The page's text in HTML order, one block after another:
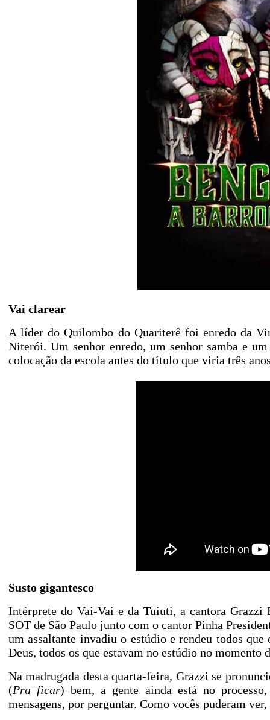
Vai clarear
A líder do Quilombo do Quariterê foi enredo da
Niterói. Um senhor enredo, um senhor samba e
colocação da escola antes do título que viria três
Susto gigantesco
Intérprete do Vai-Vai e da Tuiuti, a cantora Grazzi
SOT de São Paulo junto com o cantor Pinha
um assaltante invadiu o estúdio e rendeu todos
Deus, todos os que estavam no estúdio no momento
Na madrugada desta quarta-feira, Grazzi se
(Pra ficar) bem, a gente ainda está no
mensagens, por perguntar. Como vocês puderam